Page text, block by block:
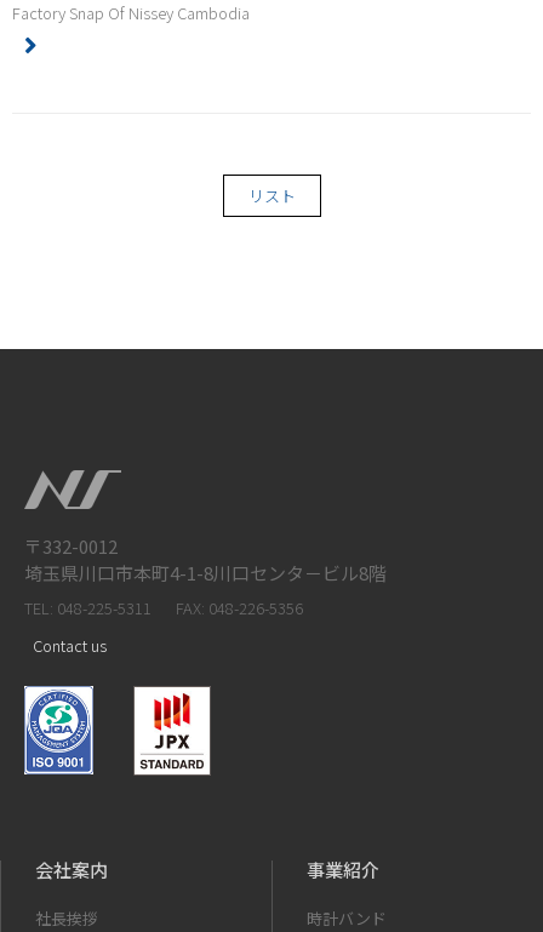
Factory Snap Of Nissey Cambodia
リスト
〒332-0012
埼玉県川口市本町4-1-8川口センタ－ビル8階
TEL: 048-225-5311
FAX: 048-226-5356
Contact us
会社案内
社長挨拶
事業紹介
時計バンド